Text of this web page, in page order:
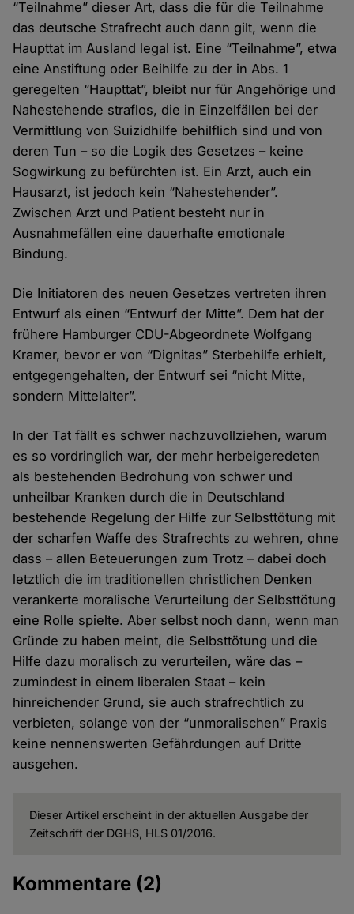
“Teilnahme” dieser Art, dass die für die Teilnahme
das deutsche Strafrecht auch dann gilt, wenn die
Haupttat im Ausland legal ist. Eine “Teilnahme”, etwa
eine Anstiftung oder Beihilfe zu der in Abs. 1
geregelten “Haupttat”, bleibt nur für Angehörige und
Nahestehende straflos, die in Einzelfällen bei der
Vermittlung von Suizidhilfe behilflich sind und von
deren Tun – so die Logik des Gesetzes – keine
Sogwirkung zu befürchten ist. Ein Arzt, auch ein
Hausarzt, ist jedoch kein “Nahestehender”.
Zwischen Arzt und Patient besteht nur in
Ausnahmefällen eine dauerhafte emotionale
Bindung.
Die Initiatoren des neuen Gesetzes vertreten ihren
Entwurf als einen “Entwurf der Mitte”. Dem hat der
frühere Hamburger CDU-Abgeordnete Wolfgang
Kramer, bevor er von “Dignitas” Sterbehilfe erhielt,
entgegengehalten, der Entwurf sei “nicht Mitte,
sondern Mittelalter”.
In der Tat fällt es schwer nachzuvollziehen, warum
es so vordringlich war, der mehr herbeigeredeten
als bestehenden Bedrohung von schwer und
unheilbar Kranken durch die in Deutschland
bestehende Regelung der Hilfe zur Selbsttötung mit
der scharfen Waffe des Strafrechts zu wehren, ohne
dass – allen Beteuerungen zum Trotz – dabei doch
letztlich die im traditionellen christlichen Denken
verankerte moralische Verurteilung der Selbsttötung
eine Rolle spielte. Aber selbst noch dann, wenn man
Gründe zu haben meint, die Selbsttötung und die
Hilfe dazu moralisch zu verurteilen, wäre das –
zumindest in einem liberalen Staat – kein
hinreichender Grund, sie auch strafrechtlich zu
verbieten, solange von der “unmoralischen” Praxis
keine nennenswerten Gefährdungen auf Dritte
ausgehen.
Dieser Artikel erscheint in der aktuellen Ausgabe der
Zeitschrift der DGHS, HLS 01/2016.
Kommentare (2)
Cookies